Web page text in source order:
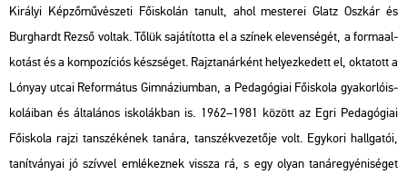
Ki­rá­lyi Kép­ző­mű­vé­sze­ti Fő­is­ko­lán ta­nult, ahol mes­te­rei Glatz Osz­kár és
Burg­hardt Rezső vol­tak. Tőlük sa­já­tí­tot­ta el a szí­nek ele­ven­sé­gét, a for­ma­al­
ko­tást és a kom­po­zí­ci­ós kész­sé­get. Rajz­ta­nár­ként he­lyez­ke­dett el, ok­ta­tott a
Ló­nyay utcai Re­for­má­tus Gim­ná­zi­um­ban, a Pe­da­gó­gi­ai Fő­is­ko­la gya­kor­ló­is­
ko­lá­i­ban és ál­ta­lá­nos is­ko­lák­ban is. 1962–1981 kö­zött az Egri Pe­da­gó­gi­ai
Fő­is­ko­la rajzi tan­szé­ké­nek ta­ná­ra, tan­szék­ve­ze­tő­je volt. Egy­ko­ri hall­ga­tói,
ta­nít­vá­nyai jó szív­vel em­lé­kez­nek vissza rá, s egy olyan ta­nár­egyé­ni­sé­get